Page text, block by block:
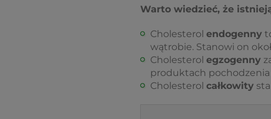
Warto wiedzieć, że
Cholesterol endogenny
wątrobie. Stanowi on
Cholesterol egzogenny
produktach pochodzenia
Cholesterol całkowity